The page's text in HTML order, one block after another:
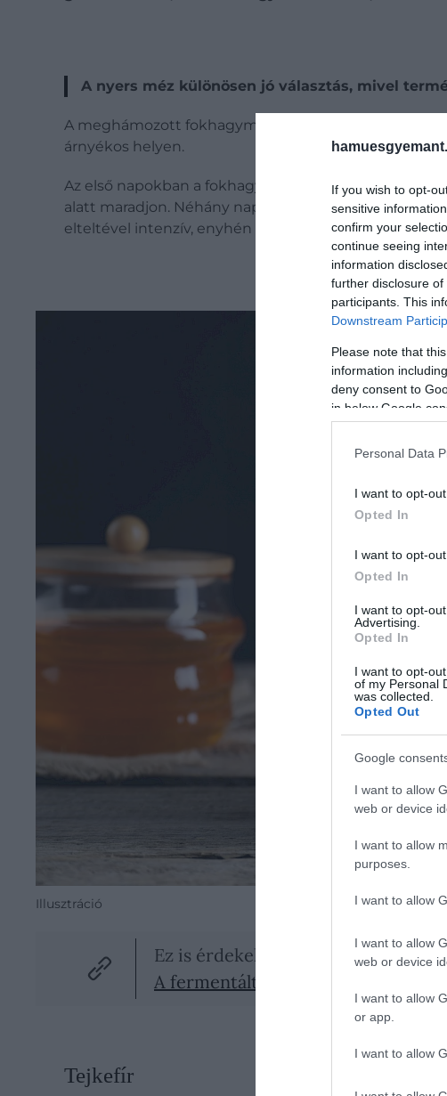
If you wish to opt-
sensitive
confirm your
continue seeing
information
further disclosure of
participants. This
Downstream
Please note that
information
deny consent to
in below Google
Personal Data
I want to opt-
Opted In
I want to opt-
Opted In
I want to opt-
Advertising.
Opted In
I want to opt-
of my Personal
was collected.
Opted Out
Google
I want to allow
web or device
I want to allow
purposes.
I want to allow
I want to allow
web or device
I want to allow
or app.
I want to allow
A nyers méz különösen jó választás, mivel
A meghámozott fokhagymagerezdeket tegyük
árnyékos helyen.
Az első napokban a fokhagymák felúsznak a
alatt maradjon. Néhány nap után apró buborékok
elteltével intenzív, enyhén fokhagymás eredményt
Illusztráció
Ez is érdekelhet!
A fermentált konyha előnyei – 4
Tejkefír